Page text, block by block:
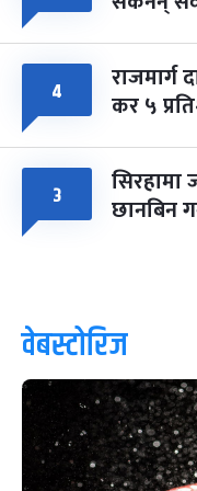
४ राजमार्ग
कर ५
३ सिरहामा
छानबिन
वेबस्टोरिज